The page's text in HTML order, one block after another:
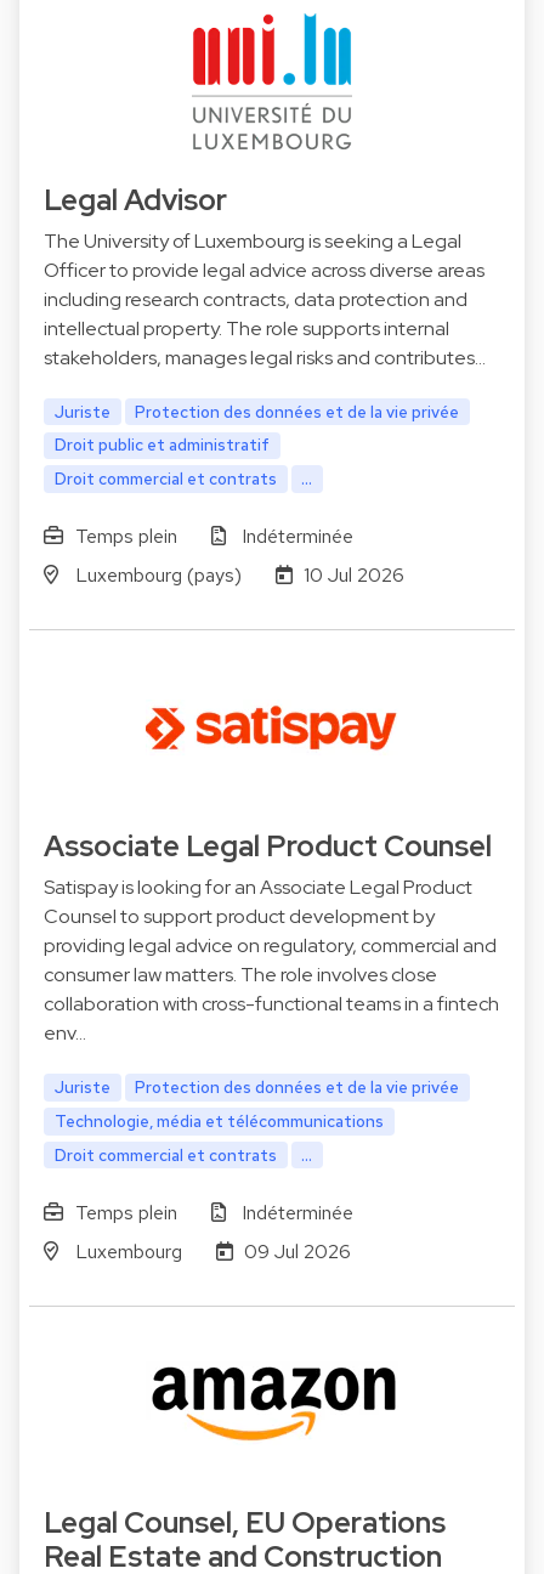
Legal Advisor
The University of Luxembourg is seeking a Legal
Officer to provide legal advice across diverse areas
including research contracts, data protection and
intellectual property. The role supports internal
stakeholders, manages legal risks and contributes…
Juriste
Protection des données et de la vie privée
Droit public et administratif
Droit commercial et contrats
...
Temps plein
Indéterminée
Luxembourg (pays)
10 Jul 2026
Associate Legal Product Counsel
Satispay is looking for an Associate Legal Product
Counsel to support product development by
providing legal advice on regulatory, commercial and
consumer law matters. The role involves close
collaboration with cross-functional teams in a fintech
env…
Juriste
Protection des données et de la vie privée
Technologie, média et télécommunications
Droit commercial et contrats
...
Temps plein
Indéterminée
Luxembourg
09 Jul 2026
Legal Counsel, EU Operations
Real Estate and Construction